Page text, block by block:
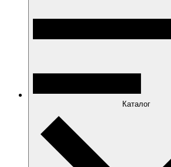
Каталог